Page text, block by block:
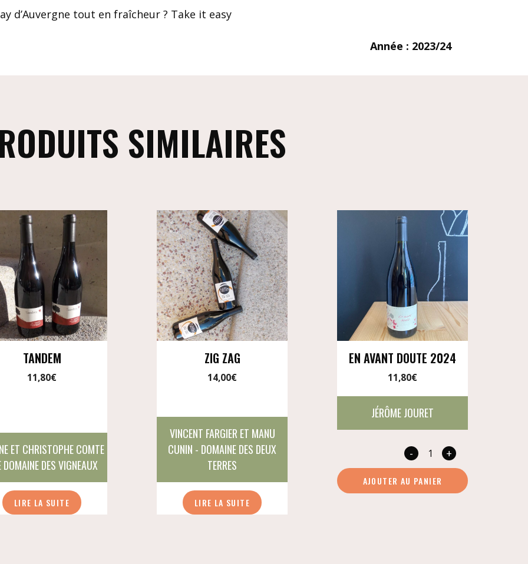
d’Auvergne tout en fraîcheur ? Take it easy
Année : 2023/24
SIMILAIRES
TANDEM
11,80€
ET CHRISTOPHE COMTE
DES VIGNEAUX
LIRE LA SUITE
ZIG ZAG
14,00€
VINCENT FARGIER ET MANU
CUNIN - DOMAINE DES DEUX
TERRES
LIRE LA SUITE
EN AVANT DOUTE 2024
11,80€
JÉRÔME JOURET
-
quantité
de
En
+
AJOUTER AU PANIER